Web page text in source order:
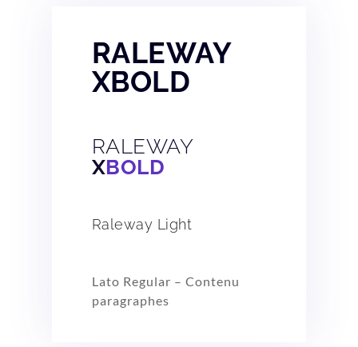
RALEWAY
XBOLD
RALEWAY
XBOLD
Raleway Light
Lato Regular – Contenu
paragraphes